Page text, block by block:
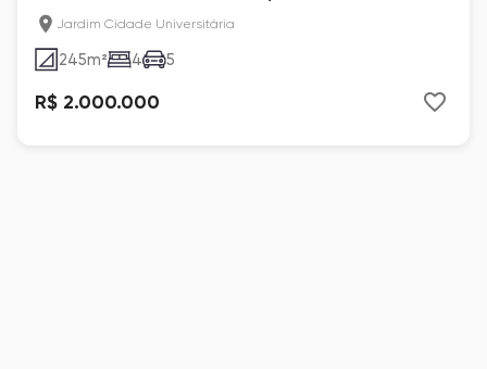
Jardim Cidade Universitária
245m² 4 5
R$ 2.000.000